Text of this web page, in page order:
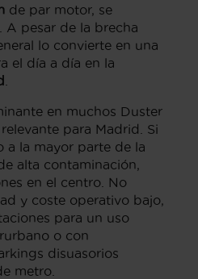
de par motor, se
A pesar de la brecha
lo convierte en una
el día a día en la
en muchos Duster
para Madrid. Si
a la mayor parte de la
alta contaminación,
en el centro. No
y coste operativo bajo,
para un uso
o con
disuasorios
metro.